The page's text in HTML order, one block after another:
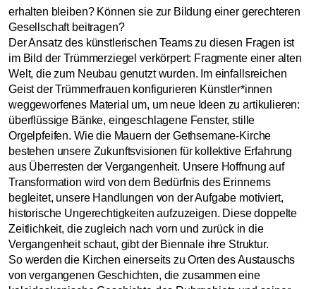
erhalten bleiben? Können sie zur Bildung einer gerechteren
Gesellschaft beitragen?
Der Ansatz des künstlerischen Teams zu diesen Fragen ist
im Bild der Trümmerziegel verkörpert: Fragmente einer alten
Welt, die zum Neubau genutzt wurden. Im einfallsreichen
Geist der Trümmerfrauen konfigurieren Künstler*innen
weggeworfenes Material um, um neue Ideen zu artikulieren:
überflüssige Bänke, eingeschlagene Fenster, stille
Orgelpfeifen. Wie die Mauern der Gethsemane-Kirche
bestehen unsere Zukunftsvisionen für kollektive Erfahrung
aus Überresten der Vergangenheit. Unsere Hoffnung auf
Transformation wird von dem Bedürfnis des Erinnerns
begleitet, unsere Handlungen von der Aufgabe motiviert,
historische Ungerechtigkeiten aufzuzeigen. Diese doppelte
Zeitlichkeit, die zugleich nach vorn und zurück in die
Vergangenheit schaut, gibt der Biennale ihre Struktur.
So werden die Kirchen einerseits zu Orten des Austauschs
von vergangenen Geschichten, die zusammen eine